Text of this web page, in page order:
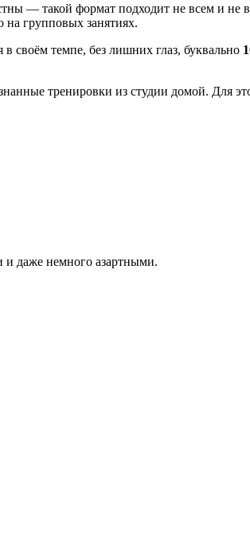
— такой формат подходит не всем и не
на групповых занятиях.
своём темпе, без лишних глаз, буквально
тренировки из студии домой. Для
даже немного азартными.